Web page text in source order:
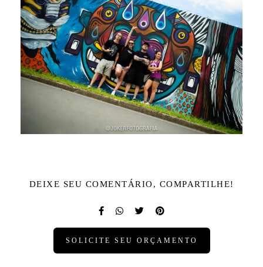
DEIXE SEU COMENTÁRIO, COMPARTILHE!
SOLICITE SEU ORÇAMENTO